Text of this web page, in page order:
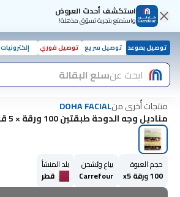
استكشف أحدث العروض
واستمتع بتجربة تسوّق مذهلة!
توصيل بموعد توصيل سريع توصيل فوري إلكترونيات
ابحث عنسلع البقالة
منتجات أُخرى منDOHA FACIAL
مناديل وجه الدوحة طبقتين 100 ورقة × 5 قطع
حجم العبوة
100 ورقة x5
يباع ويُشحن
Carrefour
بلد المنشأ
قطر